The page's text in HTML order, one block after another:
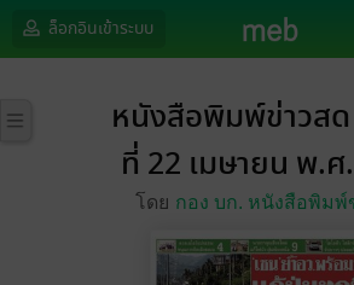
ล็อกอินเข้าระบบ
หนังสือพิมพ์ข่าวส
ที่ 22 เมษายน พ.
โดย กอง บก. หนังสือพิมพ์